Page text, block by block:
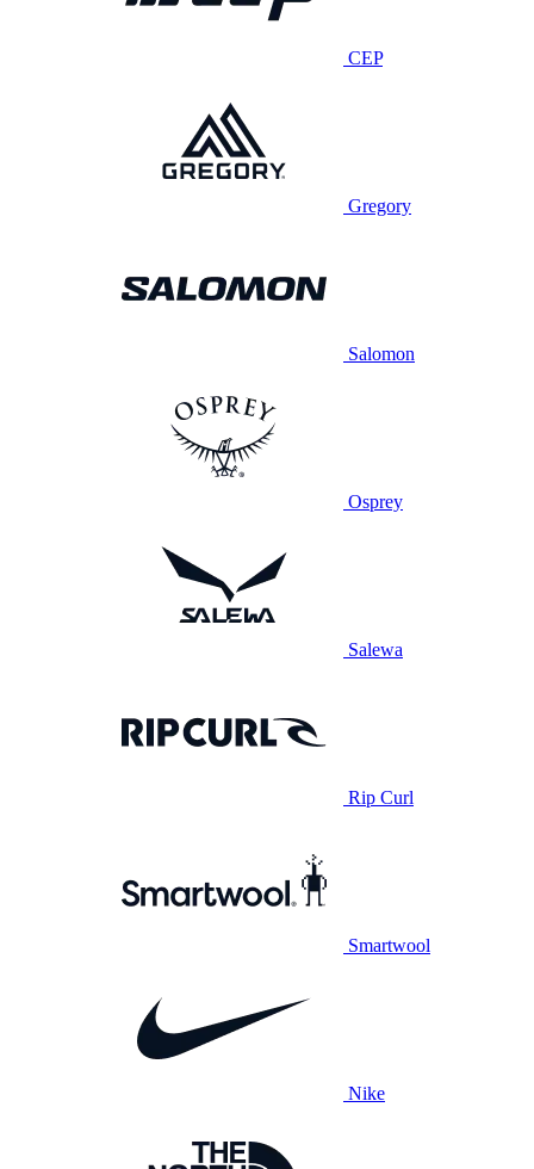
CEP
Gregory
Salomon
Osprey
Salewa
Rip Curl
Smartwool
Nike